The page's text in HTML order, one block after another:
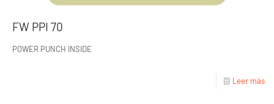
FW PPI 70
POWER PUNCH INSIDE
Leer más